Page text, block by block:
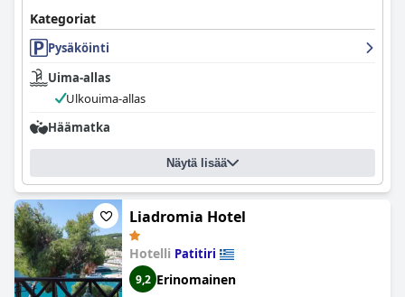
Kategoriat
Pysäköinti
Uima-allas
Ulkouima-allas
Häämatka
Näytä lisää
Liadromia Hotel
Hotelli Patitiri
9,2 Erinomainen